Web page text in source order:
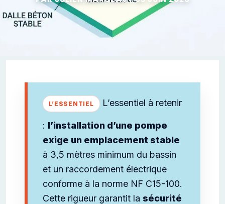
L’essentiel à retenir
: l’installation d’une pompe
exige un emplacement stable
à 3,5 mètres minimum du bassin
et un raccordement électrique
conforme à la norme NF C15-100.
Cette rigueur garantit la sécurité